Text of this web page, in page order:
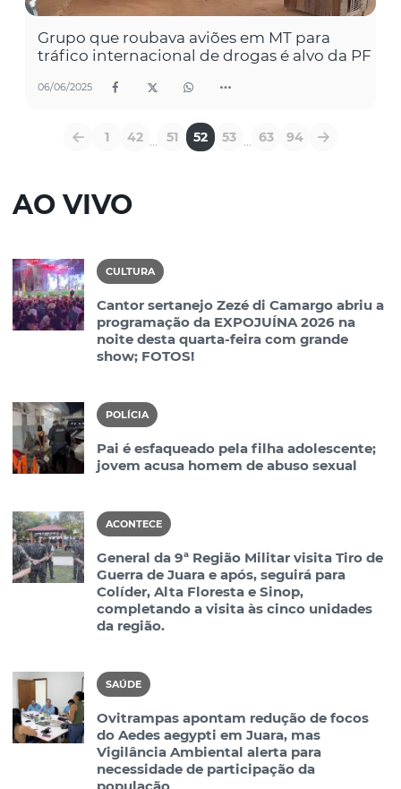
Grupo que roubava aviões em MT para
tráfico internacional de drogas é alvo da PF
06/06/2025
1 42 ... 51 52 53 ... 63 94
AO VIVO
CULTURA
Cantor sertanejo Zezé di Camargo abriu a
programação da EXPOJUÍNA 2026 na
noite desta quarta-feira com grande
show; FOTOS!
POLÍCIA
Pai é esfaqueado pela filha adolescente;
jovem acusa homem de abuso sexual
ACONTECE
General da 9ª Região Militar visita Tiro de
Guerra de Juara e após, seguirá para
Colíder, Alta Floresta e Sinop,
completando a visita às cinco unidades
da região.
SAÚDE
Ovitrampas apontam redução de focos
do Aedes aegypti em Juara, mas
Vigilância Ambiental alerta para
necessidade de participação da